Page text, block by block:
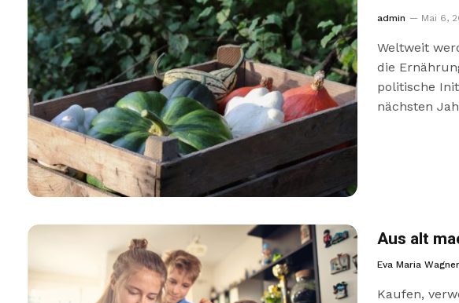
admin Mai 6,
Weltweit
die
politische
nächsten
Aus alt
Eva Maria Wagner
Kaufen,